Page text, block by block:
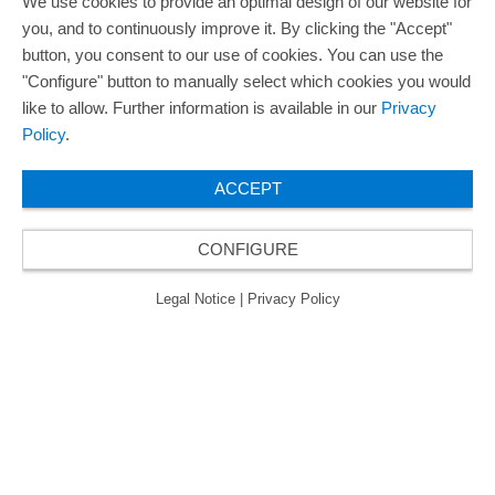
you, and to continuously improve it. By clicking the "Accept"
button, you consent to our use of cookies. You can use the
"Configure" button to manually select which cookies you would
like to allow. Further information is available in our Privacy
Policy.
ACCEPT
CONFIGURE
Legal Notice Privacy Policy